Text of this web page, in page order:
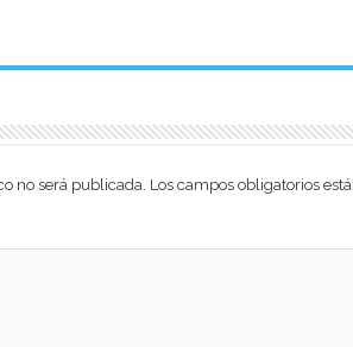
no será publicada. Los campos obligatorios